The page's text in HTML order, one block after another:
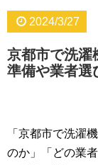
2024/3/27
京都市で洗濯
準備や業者選
「京都市で洗濯
のか」「どの業